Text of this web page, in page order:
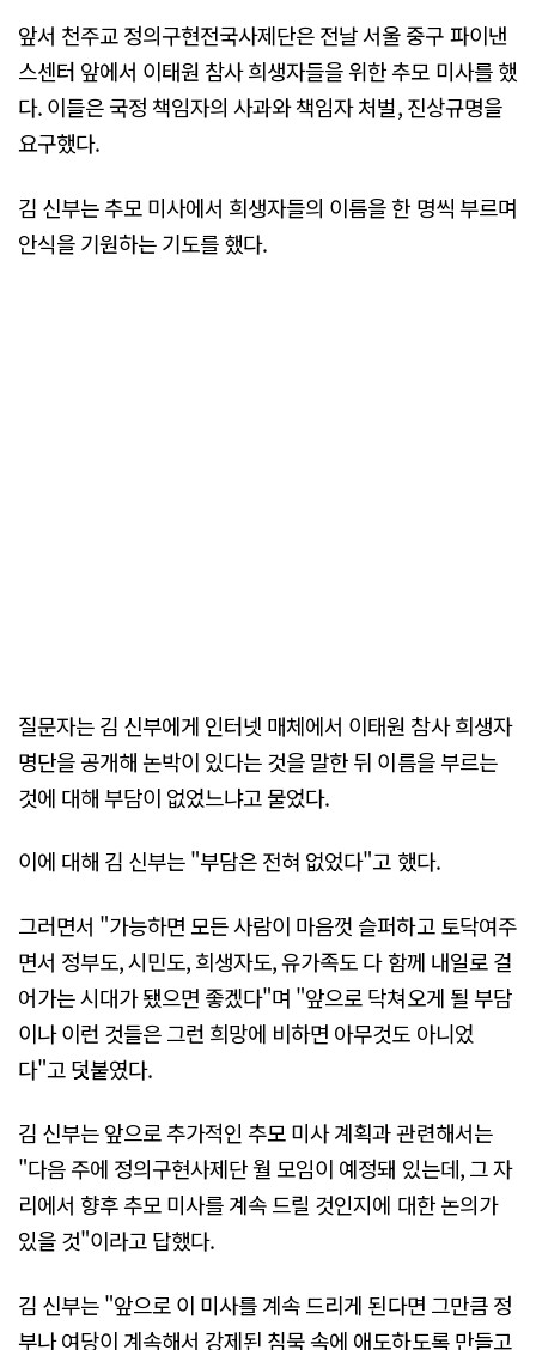
앞서 천주교 정의구현전국사제단은 전날 서울 중구 파이낸
스센터 앞에서 이태원 참사 희생자들을 위한 추모 미사를 했
다. 이들은 국정 책임자의 사과와 책임자 처벌, 진상규명을
요구했다.
김 신부는 추모 미사에서 희생자들의 이름을 한 명씩 부르며
안식을 기원하는 기도를 했다.
질문자는 김 신부에게 인터넷 매체에서 이태원 참사 희생자
명단을 공개해 논박이 있다는 것을 말한 뒤 이름을 부르는
것에 대해 부담이 없었느냐고 물었다.
이에 대해 김 신부는 "부담은 전혀 없었다"고 했다.
그러면서 "가능하면 모든 사람이 마음껏 슬퍼하고 토닥여주
면서 정부도, 시민도, 희생자도, 유가족도 다 함께 내일로 걸
어가는 시대가 됐으면 좋겠다"며 "앞으로 닥쳐오게 될 부담
이나 이런 것들은 그런 희망에 비하면 아무것도 아니었
다"고 덧붙였다.
김 신부는 앞으로 추가적인 추모 미사 계획과 관련해서는
"다음 주에 정의구현사제단 월 모임이 예정돼 있는데, 그 자
리에서 향후 추모 미사를 계속 드릴 것인지에 대한 논의가
있을 것"이라고 답했다.
김 신부는 "앞으로 이 미사를 계속 드리게 된다면 그만큼 정
부나 여당이 계속해서 강제된 침묵 속에 애도하도록 만들고